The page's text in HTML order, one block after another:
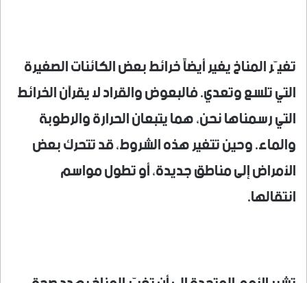
تغيّر المناخ يغير أيضاً خرائط بعض الكائنات الصغيرة
التي تلسع وتعدي. فالبعوض والقراد لا يقرآن الخرائط
التي رسمناها نحن، هما يتبعان الحرارة والرطوبة
والماء. وحين تتغير هذه الشروط، قد تتحرك بعض
الأمراض إلى مناطق جديدة، أو تطول مواسم
انتقالها.